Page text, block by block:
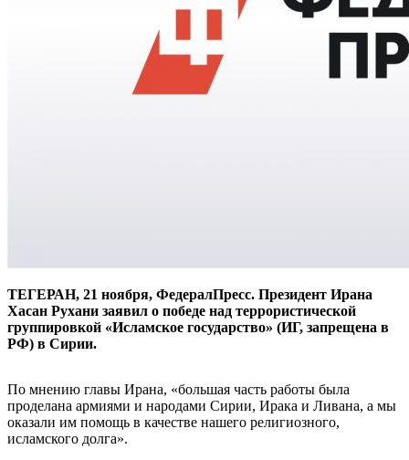
ТЕГЕРАН, 21 ноября, ФедералПресс. Президент Ирана
Хасан Рухани заявил о победе над террористической
группировкой «Исламское государство» (ИГ, запрещена в
РФ) в Сирии.
По мнению главы Ирана, «большая часть работы была
проделана армиями и народами Сирии, Ирака и Ливана, а мы
оказали им помощь в качестве нашего религиозного,
исламского долга».